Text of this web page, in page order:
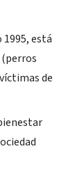
1995, está
de